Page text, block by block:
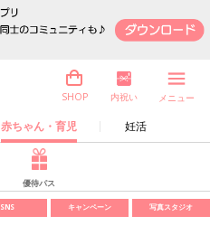
赤ちゃん・育児 妊活
SHOP 内祝い メニュー
優待パス
SNS キャンペーン 写真スタジオ